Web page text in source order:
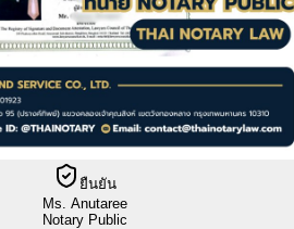
ยืนยัน
Ms. Anutaree
Notary Public